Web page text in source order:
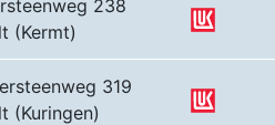
238
(Kermt)
319
(Kuringen)